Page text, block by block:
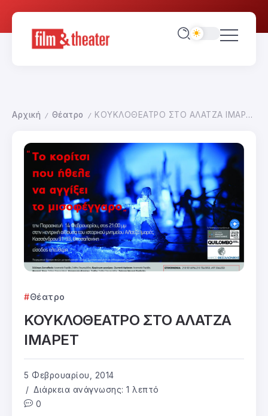
Αρχική / Θέατρο / ΚΟΥΚΛΟΘΕΑΤΡΟ ΣΤΟ ΑΛΑΤΖΑ ΙΜΑΡΕΤ
Θέατρο
ΚΟΥΚΛΟΘΕΑΤΡΟ ΣΤΟ ΑΛΑΤΖΑ
ΙΜΑΡΕΤ
5 Φεβρουαρίου, 2014
Διάρκεια ανάγνωσης: 1 λεπτό
0